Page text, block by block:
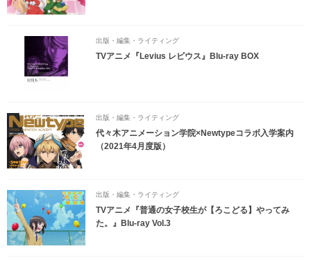
出版・編集・ライティング
TVアニメ『Levius レビウス』Blu-ray BOX
出版・編集・ライティング
代々木アニメーション学院×Newtypeコラボ入学案内
（2021年4月度版）
出版・編集・ライティング
TVアニメ『普通の女子校生が【ろこどる】やってみ
た。』Blu-ray Vol.3